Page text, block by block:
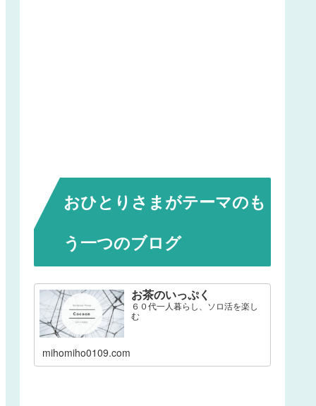
おひとりさまがテーマのも
う一つのブログ
お茶のいっぷく
６０代一人暮らし、ソロ活を楽し
む
mihomiho0109.com